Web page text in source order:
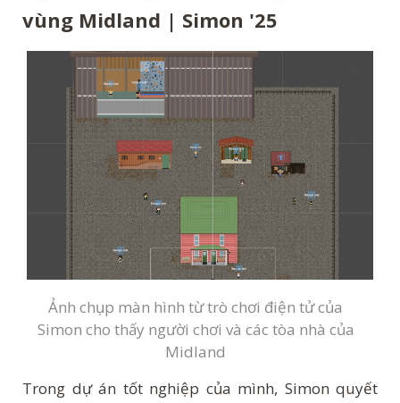
vùng Midland | Simon '25
Ảnh chụp màn hình từ trò chơi điện tử của
Simon cho thấy người chơi và các tòa nhà của
Midland
Trong dự án tốt nghiệp của mình, Simon quyết